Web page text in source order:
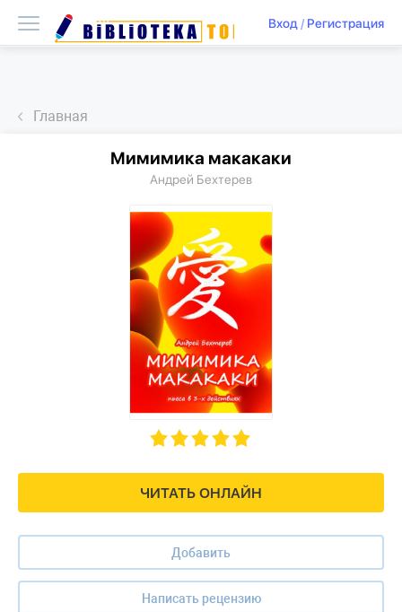
Вход/ Регистрация
Главная
ЧИТАТЬ ОНЛАЙН
Добавить
Написать рецензию
Мимимика макакаки
Андрей Бехтерев